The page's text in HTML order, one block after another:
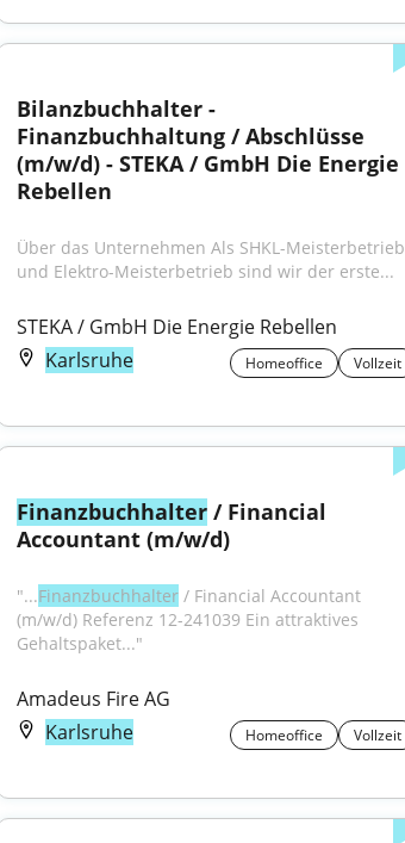
Bilanzbuchhalter -
Finanzbuchhaltung / Abschlüsse
(m/w/d) - STEKA / GmbH Die Energie
Rebellen
Über das Unternehmen Als SHKL-Meisterbetrieb
und Elektro-Meisterbetrieb sind wir der erste...
STEKA / GmbH Die Energie Rebellen
Karlsruhe
Homeoffice Vollzeit
Finanzbuchhalter / Financial
Accountant (m/w/d)
"...Finanzbuchhalter / Financial Accountant
(m/w/d) Referenz 12-241039 Ein attraktives
Gehaltspaket..."
Amadeus Fire AG
Karlsruhe
Homeoffice Vollzeit